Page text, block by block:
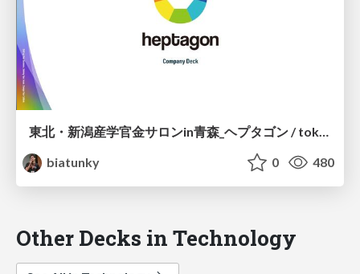
東北・新潟産学官金サロンin青森_ヘプタゴン / tokeiren-aomori-heptagon
biatunky
0 480
Other Decks in Technology